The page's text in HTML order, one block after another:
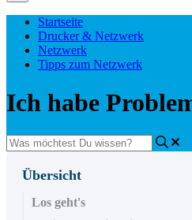
Startseite
Drucker & Netzwerk
Netzwerk
Tipps zum Netzwerk
Ich habe
Übersicht
Los geht's